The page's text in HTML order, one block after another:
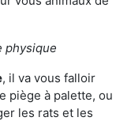
physique
, il va vous falloir
piège à palette, ou
les rats et les